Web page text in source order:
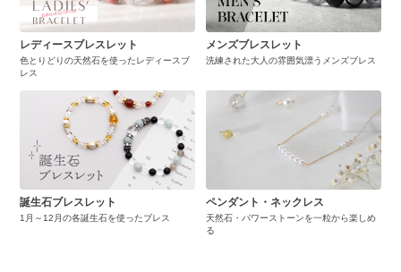
レディースブレスレット
色とりどりの天然石を使ったレディースブ
レス
メンズブレスレット
洗練された大人の雰囲気漂うメンズブレス
誕生石ブレスレット
1月～12月の各誕生石を使ったブレス
ペンダント・ネックレス
天然石・パワーストーンを一粒から楽しめ
る